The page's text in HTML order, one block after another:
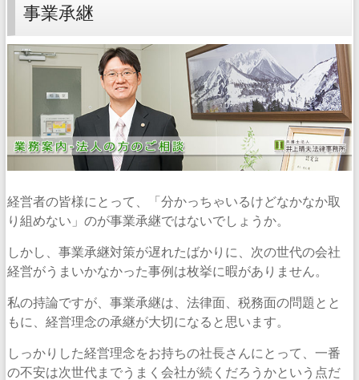
事業承継
経営者の皆様にとって、「分かっちゃいるけどなかなか取
り組めない」のが事業承継ではないでしょうか。
しかし、事業承継対策が遅れたばかりに、次の世代の会社
経営がうまいかなかった事例は枚挙に暇がありません。
私の持論ですが、事業承継は、法律面、税務面の問題とと
もに、経営理念の承継が大切になると思います。
しっかりした経営理念をお持ちの社長さんにとって、一番
の不安は次世代までうまく会社が続くだろうかという点だ